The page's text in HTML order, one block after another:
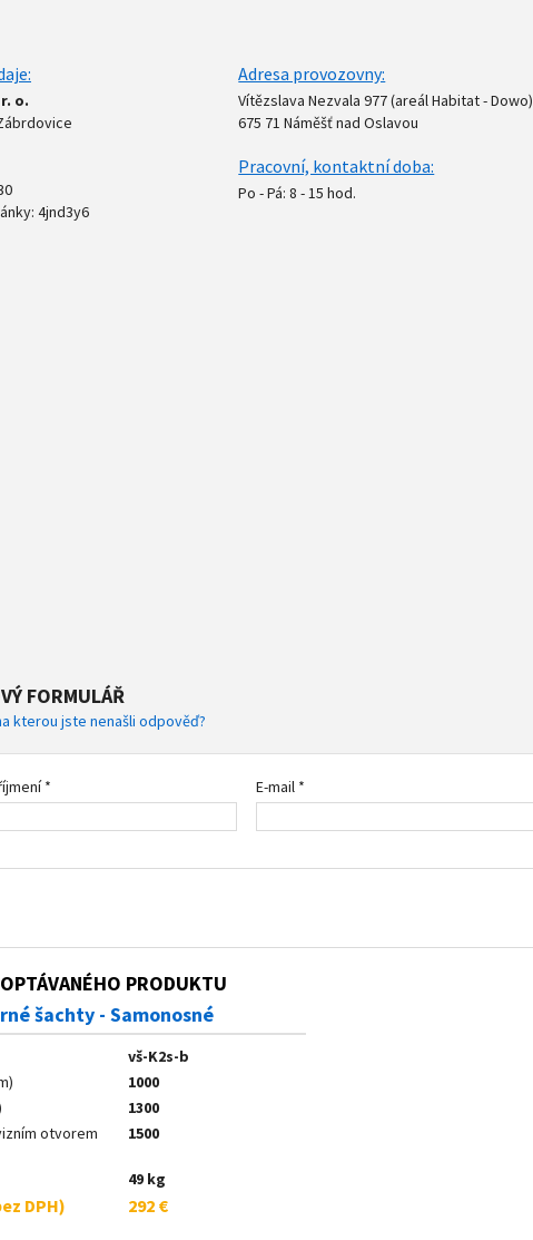
o.
4jnd3y6
Adresa provozovny:
Vítězslava Nezvala 977 (areál Habitat - Dowo)
675 71 Náměšť nad Oslavou
Pracovní, kontaktní doba:
Po - Pá: 8 - 15 hod.
FORMULÁŘ
kterou jste nenašli odpověď?
* E-mail *
PRODUKTU
šachty - Samonosné
vš-K2s-b
1000
1300
otvorem
1500
49 kg
DPH) 292 €